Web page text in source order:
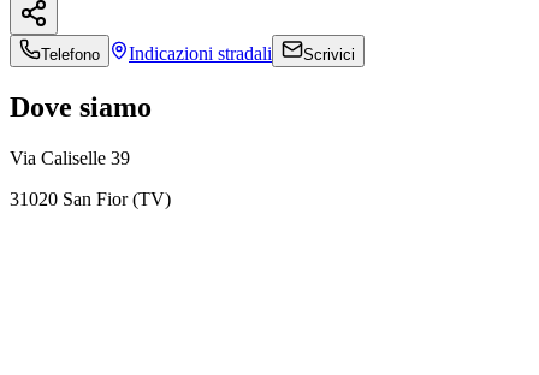
Telefono Indicazioni stradali Scrivici
Dove siamo
Via Caliselle 39
31020 San Fior (TV)